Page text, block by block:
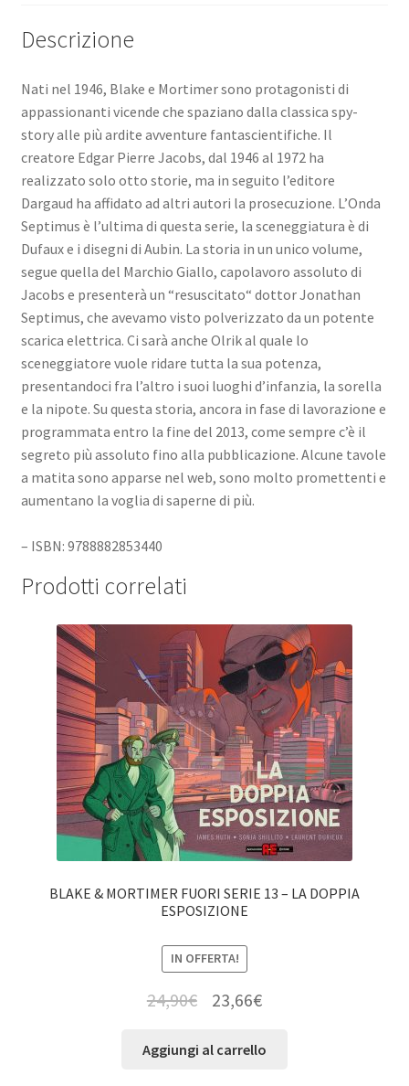
Descrizione
Nati nel 1946, Blake e Mortimer sono protagonisti di
appassionanti vicende che spaziano dalla classica spy-
story alle più ardite avventure fantascientifiche. Il
creatore Edgar Pierre Jacobs, dal 1946 al 1972 ha
realizzato solo otto storie, ma in seguito l’editore
Dargaud ha affidato ad altri autori la prosecuzione. L’Onda
Septimus è l’ultima di questa serie, la sceneggiatura è di
Dufaux e i disegni di Aubin. La storia in un unico volume,
segue quella del Marchio Giallo, capolavoro assoluto di
Jacobs e presenterà un “resuscitato“ dottor Jonathan
Septimus, che avevamo visto polverizzato da un potente
scarica elettrica. Ci sarà anche Olrik al quale lo
sceneggiatore vuole ridare tutta la sua potenza,
presentandoci fra l’altro i suoi luoghi d’infanzia, la sorella
e la nipote. Su questa storia, ancora in fase di lavorazione e
programmata entro la fine del 2013, come sempre c’è il
segreto più assoluto fino alla pubblicazione. Alcune tavole
a matita sono apparse nel web, sono molto promettenti e
aumentano la voglia di saperne di più.
– ISBN: 9788882853440
Prodotti correlati
BLAKE & MORTIMER FUORI SERIE 13 – LA DOPPIA
ESPOSIZIONE
IN OFFERTA!
24,90€ 23,66€
Aggiungi al carrello